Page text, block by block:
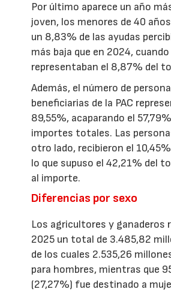
Por último aparece un año
joven, los menores de 40
un 8,83% de las ayudas
más baja que en 2024, cuando
representaban el 8,87% del
Además, el número de
beneficiarias de la PAC
89,55%, acaparando el
importes totales. Las
otro lado, recibieron el
lo que supuso el 42,21% del
al importe.
Diferencias por sexo
Los agricultores y ganaderos
2025 un total de 3.485,82
de los cuales 2.535,26
para hombres, mientras que
(27,27%) fue destinado a